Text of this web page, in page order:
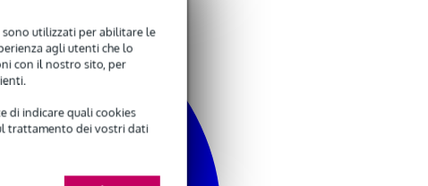
sono utilizzati per abilitare le
agli utenti che lo
con il nostro sito, per
di indicare quali cookies
trattamento dei vostri dati